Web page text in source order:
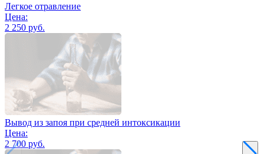
Легкое отравление
Цена:
2 250 руб.
Вывод из запоя при средней интоксикации
Цена:
2 700 руб.